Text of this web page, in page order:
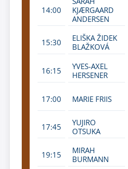
14:00
KJÆRGAARD
ANDERSEN
15:30
ELIŠKA ŽIDEK
BLAŽKOVÁ
16:15
YVES-AXEL
HERSENER
17:00 MARIE FRIIS
17:45
YUJIRO
OTSUKA
19:15
MIRAH
BURMANN